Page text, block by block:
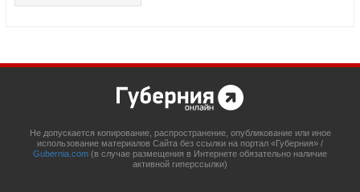
Не допускается копирование, распространение, опубликование или иное
использование материалов Сайта без ссылки на портал «Губерния» /
Gubernia.com (в случае размещения в Интернете обязательно наличие
активной гиперссылки)